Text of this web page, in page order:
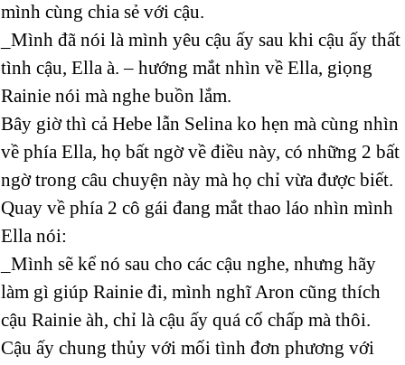
mình cùng chia sẻ với cậu.
_Mình đã nói là mình yêu cậu ấy sau khi cậu ấy thất
tình cậu, Ella à. – hướng mắt nhìn về Ella, giọng
Rainie nói mà nghe buồn lắm.
Bây giờ thì cả Hebe lẫn Selina ko hẹn mà cùng nhìn
về phía Ella, họ bất ngờ về điều này, có những 2 bất
ngờ trong câu chuyện này mà họ chỉ vừa được biết.
Quay về phía 2 cô gái đang mắt thao láo nhìn mình
Ella nói:
_Mình sẽ kể nó sau cho các cậu nghe, nhưng hãy
làm gì giúp Rainie đi, mình nghĩ Aron cũng thích
cậu Rainie àh, chỉ là cậu ấy quá cố chấp mà thôi.
Cậu ấy chung thủy với mối tình đơn phương với